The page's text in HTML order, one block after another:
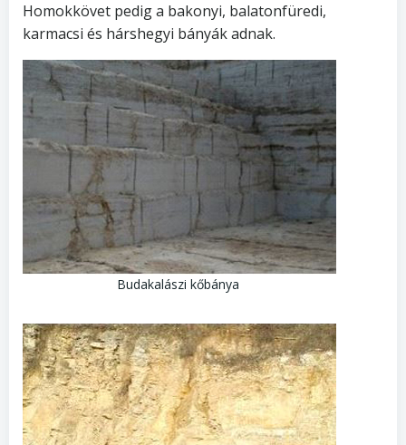
Homokkövet pedig a bakonyi, balatonfüredi,
karmacsi és hárshegyi bányák adnak.
Budakalászi kőbánya